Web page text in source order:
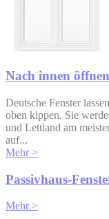
Nach innen
Deutsche Fenster
oben kippen. Sie
und Lettland am
auf...
Mehr >
Passivhaus-
Mehr >